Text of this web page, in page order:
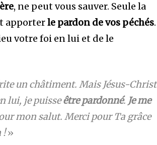
, ne peut vous sauver. Seule la
apporterle pardon de vos péchés.
votre foi en lui et de le
un châtiment. Mais Jésus-Christ
lui, je puisseêtre pardonné. Je me
mon salut. Merci pour Ta grâce
!»